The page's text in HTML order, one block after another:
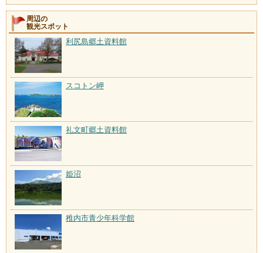
周辺の
観光スポット
利尻島郷土資料館
スコトン岬
礼文町郷土資料館
姫沼
稚内市青少年科学館